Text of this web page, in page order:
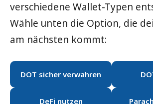
verschiedene Wallet-Typen
Wähle unten die Option, die
am nächsten kommt:
DOT sicher verwahren
DeFi nutzen